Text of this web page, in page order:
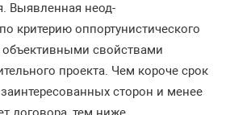
. Выявленная неод-
по критерию оппортунистического
объективными свойствами
проекта. Чем короче срок
заинтересованных сторон и менее